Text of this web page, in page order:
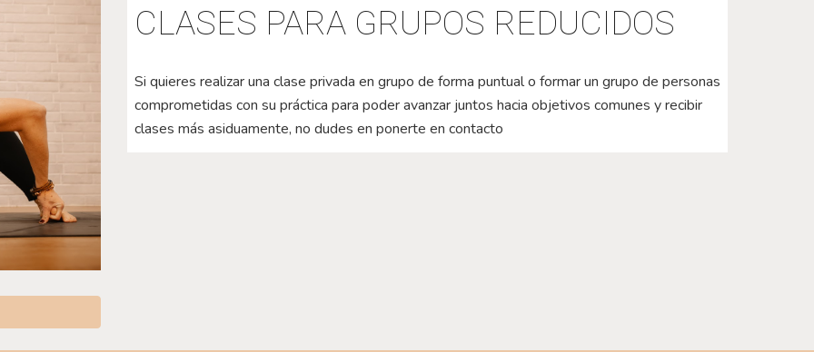
CLASES PARA GRUPOS REDUCIDOS
Si quieres realizar una clase privada en grupo de forma puntual oformar un grupo de personas
comprometidas con su práctica para poder avanzar juntos hacia objetivos comunesy recibir
clases más asiduamente, no dudes en ponerte en contacto